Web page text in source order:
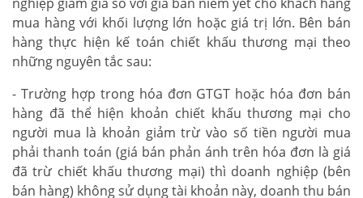
mua hàng với khối lượng lớn hoặc giá trị lớn. Bên bán
hàng thực hiện kế toán chiết khấu thương mại theo
những nguyên tắc sau:
- Trường hợp trong hóa đơn GTGT hoặc hóa đơn bán
hàng đã thể hiện khoản chiết khấu thương mại cho
người mua là khoản giảm trừ vào số tiền người mua
phải thanh toán (giá bán phản ánh trên hóa đơn là giá
đã trừ chiết khấu thương mại) thì doanh nghiệp (bên
bán hàng) không sử dụng tài khoản này, doanh thu bán